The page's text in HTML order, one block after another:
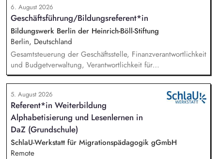
Personalberatung zusammen und bist erste*r
Ansprechpartner*in sowie wichtigste*r Sparringspartner*in
für drei Kolleg*innen. Zudem bist Du Teil des Leitungskreises
zur strategischen Weiterentwicklung von Talents4Good.
6. August 2026
Geschäftsführung/Bildungsreferent*in
Bildungswerk Berlin der Heinrich-Böll-Stiftung
Berlin, Deutschland
Gesamtsteuerung der Geschäftsstelle, Finanzverantwortlichkeit
und Budgetverwaltung, Verantwortlichkeit für
Zuwendungsanträge, Verwendungsnachweise und
Sachberichte für unterschiedliche Zuwendungsgeber,
Kommunikation mit Zuwendungsgebern, Personalführung
(Personalfürsorge, Mitarbeiter*innengespräche), Entwicklung
von Leitlinien des Bildungsprogramms, Gremien- und
politische Vernetzungsarbeit, Durchführung von
Bildungsmaßnahmen, Entwicklung neuer Ideen und Formate
für politische Erwachsenenbildung.
5. August 2026
Referent*in Weiterbildung
Alphabetisierung und Lesenlernen in
DaZ (Grundschule)
SchlaU-Werkstatt für Migrationspädagogik gGmbH
Remote